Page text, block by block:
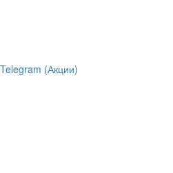
Telegram (Акции)